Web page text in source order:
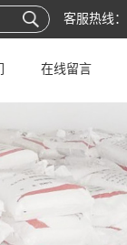
客服热线：
在线留言